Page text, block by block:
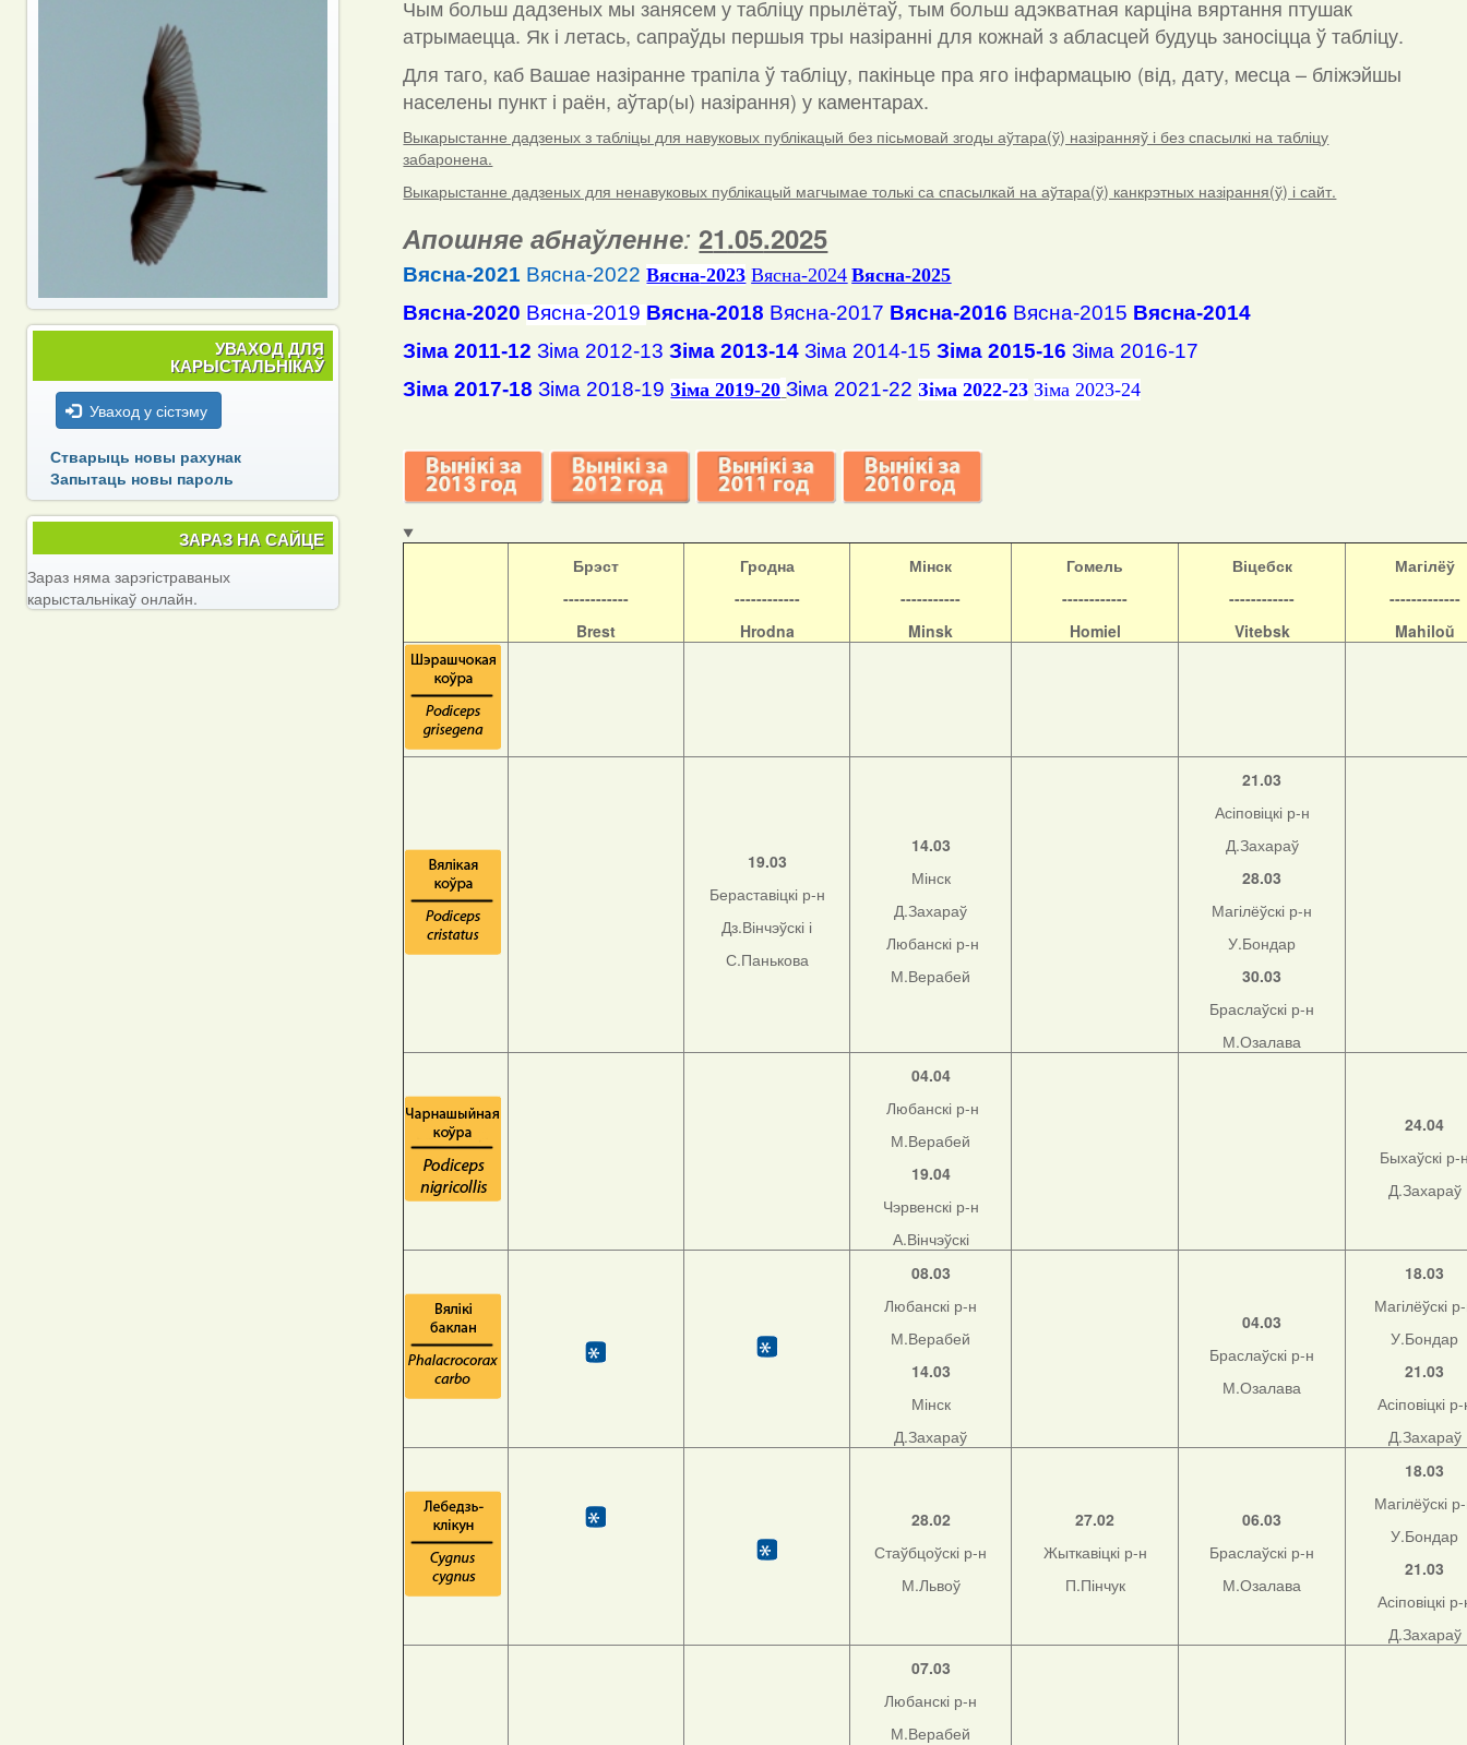
Чым больш дадзеных мы занясем у табліцу прылётаў, тым больш адэкватная карціна вяртання птушак
атрымаецца. Як і летась, сапраўды першыя тры назіранні для кожнай з абласцей будуць заносіцца ў табліцу.
Для таго, каб Вашае назіранне трапіла ў табліцу, пакіньце пра яго інфармацыю (від, дату, месца – бліжэйшы
населены пункт і раён, аўтар(ы) назірання) у каментарах.
Выкарыстанне дадзеных з табліцы для навуковых публікацый без пісьмовай згоды аўтара(ў) назіранняў і без спасылкі на табліцу
забаронена.
Выкарыстанне дадзеных для ненавуковых публікацый магчымае толькі са спасылкай на аўтара(ў) канкрэтных назірання(ў) і сайт.
Апошняе абнаўленне:21.05.2025
Вясна-2021 Вясна-2022 Вясна-2023 Вясна-2024 Вясна-2025
Вясна-2020 Вясна-2019 Вясна-2018 Вясна-2017 Вясна-2016 Вясна-2015 Вясна-2014
Зіма 2011-12 Зіма 2012-13 Зіма 2013-14 Зіма 2014-15 Зіма 2015-16 Зіма 2016-17
Зіма 2017-18 Зіма 2018-19 Зіма 2019-20 Зіма 2021-22 Зіма 2022-23 Зіма 2023-24
Брэст
------------
Brest
Гродна
------------
Hrodna
Мінск
-----------
Minsk
Гомель
------------
Homiel
Віцебск
------------
Vitebsk
Магілёў
-------------
Mahiloŭ
19.03
Бераставіцкі р-н
Дз.Вінчэўскі і
С.Панькова
14.03
Мінск
Д.Захараў
Любанскі р-н
М.Верабей
21.03
Асіповіцкі р-н
Д.Захараў
28.03
Магілёўскі р-н
У.Бондар
30.03
Браслаўскі р-н
М.Озалава
04.04
Любанскі р-н
М.Верабей
19.04
Чэрвенскі р-н
А.Вінчэўскі
24.04
Быхаўскі р-
Д.Захараў
08.03
Любанскі р-н
М.Верабей
14.03
Мінск
Д.Захараў
04.03
Браслаўскі р-н
М.Озалава
18.03
Магілёўскі
У.Бондар
21.03
Асіповіцкі
Д.Захараў
28.02
Стаўбцоўскі р-н
М.Львоў
27.02
Жыткавіцкі р-н
П.Пінчук
06.03
Браслаўскі р-н
М.Озалава
18.03
Магілёўскі
У.Бондар
21.03
Асіповіцкі
Д.Захараў
07.03
Любанскі р-н
М.Верабей
УВАХОД ДЛЯ
КАРЫСТАЛЬНІКАЎ
Уваход у сістэму
Стварыць новы рахунак
Запытаць новы пароль
ЗАРАЗ НА САЙЦЕ
Зараз няма зарэгістраваных
карыстальнікаў онлайн.